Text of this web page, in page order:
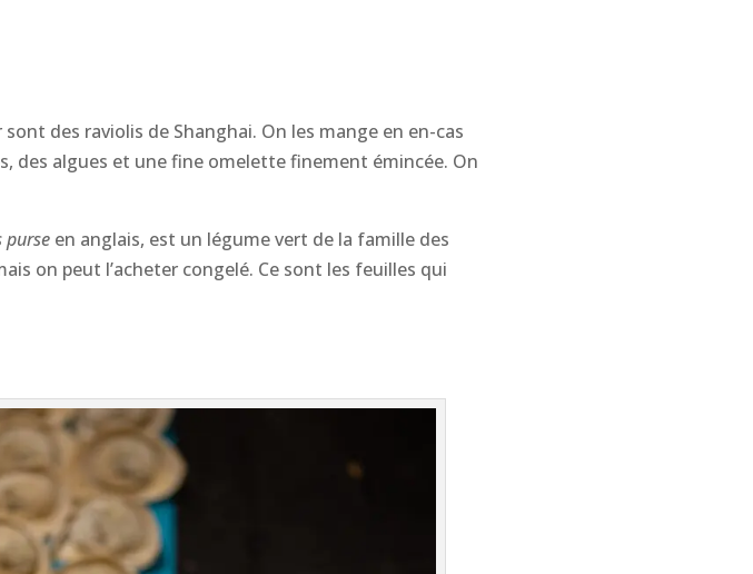
des raviolis de Shanghai. On les mange en en-cas
des algues et une fine omelette finement émincée. On
purseen anglais, est un légume vert de la famille des
on peut l’acheter congelé. Ce sont les feuilles qui